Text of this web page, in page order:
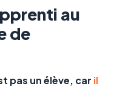
au
de
pas un élève, car il